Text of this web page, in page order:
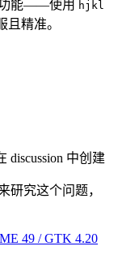
功能——使用 hjkl
且精准。
discussion 中创建
研究这个问题，
49 / GTK 4.20